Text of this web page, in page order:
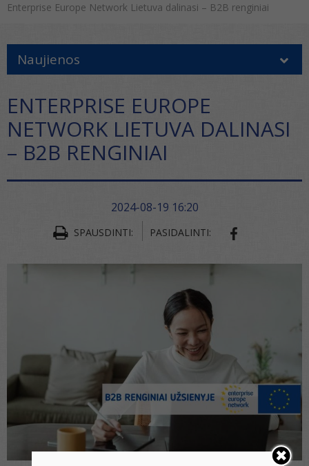
Enterprise Europe Network Lietuva dalinasi – B2B renginiai
Naujienos
ENTERPRISE EUROPE
NETWORK LIETUVA DALINASI
– B2B RENGINIAI
2024-08-19 16:20
SPAUSDINTI: PASIDALINTI: